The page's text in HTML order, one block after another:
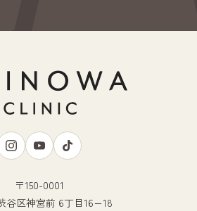
〒150-0001
谷区神宮前 6丁目16−18